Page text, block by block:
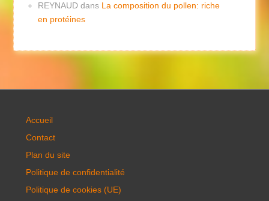
REYNAUD dans La composition du pollen: riche
en protéines
Accueil
Contact
Plan du site
Politique de confidentialité
Politique de cookies (UE)